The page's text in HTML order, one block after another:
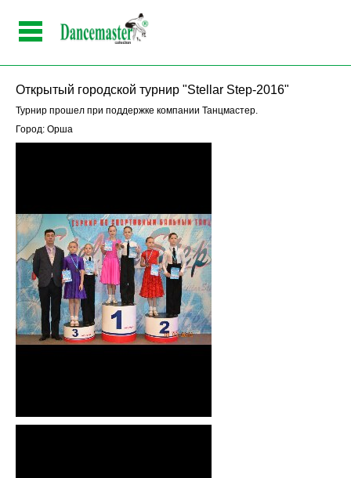
Открытый городской турнир "Stellar Step-2016"
Турнир прошел при поддержке компании Танцмастер.
Город: Орша